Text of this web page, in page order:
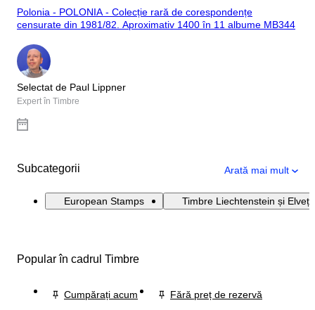
Polonia - POLONIA - Colecție rară de corespondențe
censurate din 1981/82. Aproximativ 1400 în 11 albume MB344
Selectat de Paul Lippner
Expert în Timbre
Subcategorii Arată mai mult
European Stamps Timbre Liechtenstein și
Popular în cadrul Timbre
Cumpărați acum
Fără preț de rezervă